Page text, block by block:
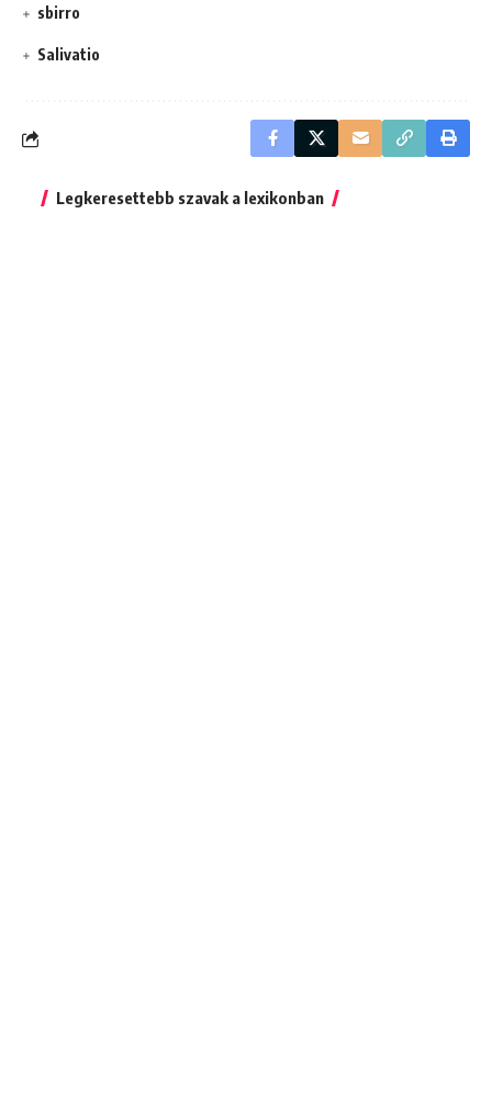
sbirro
Salivatio
Legkeresettebb szavak a lexikonban